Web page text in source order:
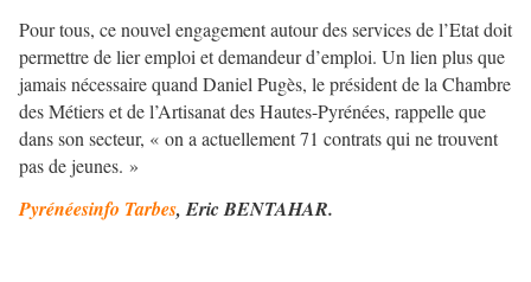
Pour tous, ce nouvel engagement autour des services de l’Etat doit
permettre de lier emploi et demandeur d’emploi. Un lien plus que
jamais nécessaire quand Daniel Pugès, le président de la Chambre
des Métiers et de l’Artisanat des Hautes-Pyrénées, rappelle que
dans son secteur, « on a actuellement 71 contrats qui ne trouvent
pas de jeunes. »
Pyrénéesinfo Tarbes, Eric BENTAHAR.